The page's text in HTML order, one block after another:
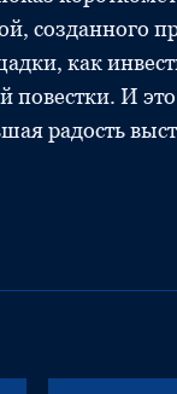
созданного
как
повестки. И
радость